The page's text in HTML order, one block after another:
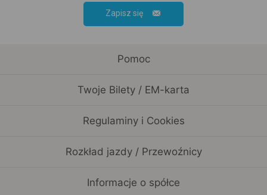
Zapisz się
Pomoc
Twoje Bilety / EM-karta
Regulaminy i Cookies
Rozkład jazdy / Przewoźnicy
Informacje o spółce